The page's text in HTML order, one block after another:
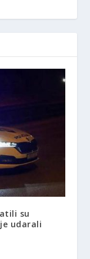
su
udarali